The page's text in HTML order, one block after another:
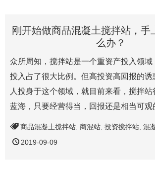
刚开始做商品混凝土搅拌站，手
么办？
众所周知，搅拌站是一个重资产投入领域
投入占了很大比例。但高投资高回报的
人投身于这个领域，就目前来看，搅拌
蓝海，只要经营得当，回报还是相当可观
商品混凝土搅拌站 商混站 投资搅拌站 混
2019-09-09